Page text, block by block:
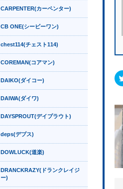
CARPENTER(カーペンター)
CB ONE(シービーワン)
chest114(チェスト114)
COREMAN(コアマン)
DAIKO(ダイコー)
DAIWA(ダイワ)
DAYSPROUT(デイプラウト)
deps(デプス)
DOWLUCK(道楽)
DRANCKRAZY(ドランクレイジ
ー)